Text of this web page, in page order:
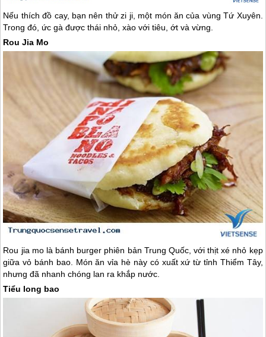
Nếu thích đồ cay, bạn nên thử zi ji, một món ăn của vùng Tứ Xuyên.
Trong đó, ức gà được thái nhỏ, xào với tiêu, ớt và vừng.
Rou Jia Mo
Rou jia mo là bánh burger phiên bản Trung Quốc, với thịt xé nhỏ kẹp
giữa vỏ bánh bao. Món ăn vỉa hè này có xuất xứ từ tỉnh Thiểm Tây,
nhưng đã nhanh chóng lan ra khắp nước.
Tiểu long bao